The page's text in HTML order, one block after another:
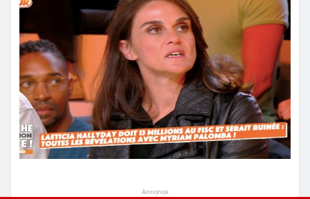
Annonce